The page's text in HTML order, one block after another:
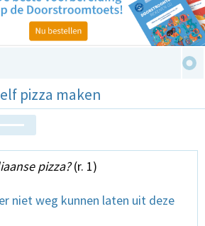
pizza maken
pizza?(r. 1)
niet weg kunnen laten uit deze